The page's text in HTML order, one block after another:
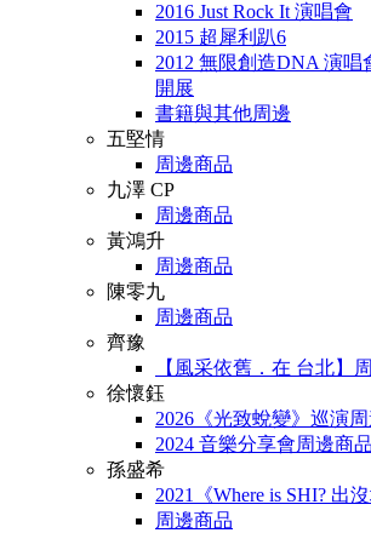
2016 Just Rock It 演唱會
2015 超犀利趴6
2012 無限創造DNA 演
開展
書籍與其他周邊
五堅情
周邊商品
九澤 CP
周邊商品
黃鴻升
周邊商品
陳零九
周邊商品
齊豫
【風采依舊．在 台北】
徐懷鈺
2026《光致蛻變》巡演
2024 音樂分享會周邊商品
孫盛希
2021《Where is SHI? 出沒
周邊商品